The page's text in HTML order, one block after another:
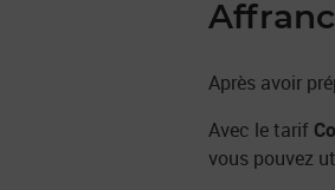
Après avoir
Avec le tarif
vous pouvez